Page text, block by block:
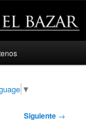
▼
Siguiente →